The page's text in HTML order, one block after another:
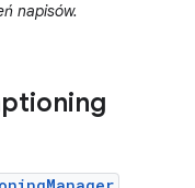
napisów.